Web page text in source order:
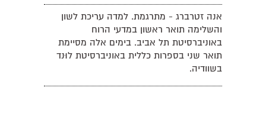
אנה זטרברג - מתרגמת. למדה עריכת לשון
והשלימה תואר ראשון במדעי הרוח
באוניברסיטת תל אביב. בימים אלה מסיימת
תואר שני בספרות כללית באוניברסיטת לוּנד
בשוודיה.